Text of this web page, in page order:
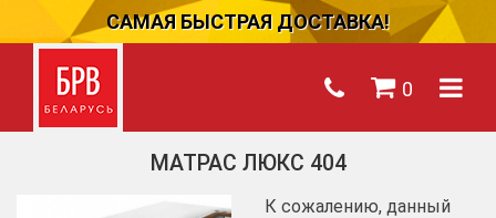
САМАЯ БЫСТРАЯ ДОСТАВКА!
0
МАТРАС ЛЮКС 404
К сожалению, данный